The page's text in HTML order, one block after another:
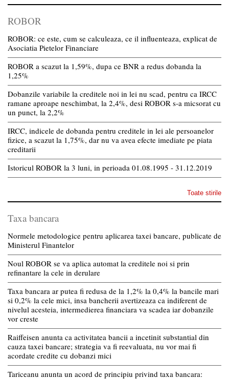
ROBOR
ROBOR: ce este, cum se calculeaza, ce il influenteaza, explicat de
Asociatia Pietelor Financiare
ROBOR a scazut la 1,59%, dupa ce BNR a redus dobanda la
1,25%
Dobanzile variabile la creditele noi in lei nu scad, pentru ca IRCC
ramane aproape neschimbat, la 2,4%, desi ROBOR s-a micsorat cu
un punct, la 2,2%
IRCC, indicele de dobanda pentru creditele in lei ale persoanelor
fizice, a scazut la 1,75%, dar nu va avea efecte imediate pe piata
creditarii
Istoricul ROBOR la 3 luni, in perioada 01.08.1995 - 31.12.2019
Toate stirile
Taxa bancara
Normele metodologice pentru aplicarea taxei bancare, publicate de
Ministerul Finantelor
Noul ROBOR se va aplica automat la creditele noi si prin
refinantare la cele in derulare
Taxa bancara ar putea fi redusa de la 1,2% la 0,4% la bancile mari
si 0,2% la cele mici, insa bancherii avertizeaza ca indiferent de
nivelul acesteia, intermedierea financiara va scadea iar dobanzile
vor creste
Raiffeisen anunta ca activitatea bancii a incetinit substantial din
cauza taxei bancare; strategia va fi reevaluata, nu vor mai fi
acordate credite cu dobanzi mici
Tariceanu anunta un acord de principiu privind taxa bancara: